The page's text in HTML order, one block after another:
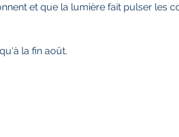
et que la lumière fait pulser les
la fin août.